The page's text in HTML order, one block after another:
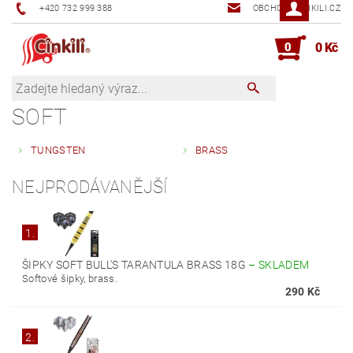
+420 732 999 388 OBCHOD@CINKILI.CZ
0 0 Kč
SOFT
TUNGSTEN BRASS
NEJPRODÁVANĚJŠÍ
1.
ŠIPKY SOFT BULL'S TARANTULA BRASS 18G – SKLADEM
Softové šipky, brass.
290 Kč
2.